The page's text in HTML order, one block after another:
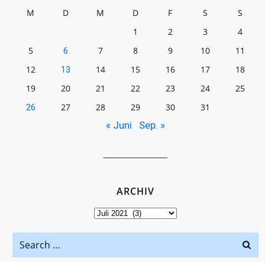
M
D M D F S
S
1
2 3
4
5
6 7 8 9 10
11
12
13 14 15 16 17
18
19
20 21 22 23 24 25
26 27 28 29 30 31
« Juni Sep. »
ARCHIV
Archiv
Search
for: